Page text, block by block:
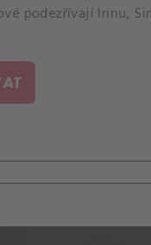
podezřívají Irinu,